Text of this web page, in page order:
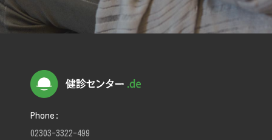
Phone:
02303-3322-499